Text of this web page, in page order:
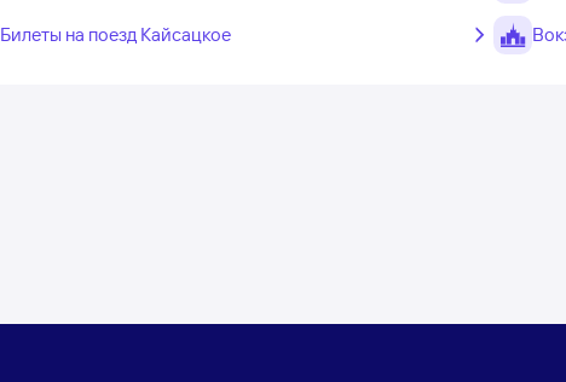
Билеты на поезд Кайсацкое